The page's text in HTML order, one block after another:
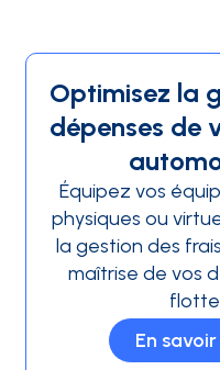
Optimisez la
dépenses de
Équipez vos
physiques ou
la gestion des
maîtrise de vos
En